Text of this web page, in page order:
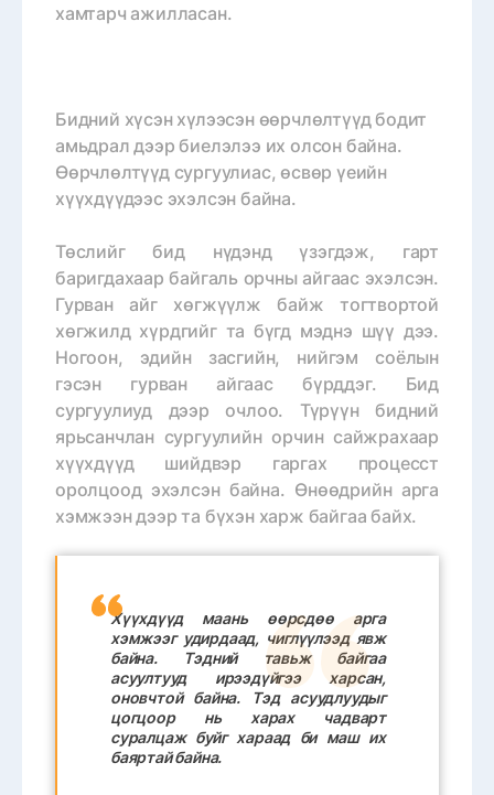
хамтарч ажилласан.
Бидний хүсэн хүлээсэн өөрчлөлтүүд бодит
амьдрал дээр биелэлээ их олсон байна.
Өөрчлөлтүүд сургуулиас, өсвөр үеийн
хүүхдүүдээс эхэлсэн байна.
Төслийг бид нүдэнд үзэгдэж, гарт
баригдахаар байгаль орчны айгаас эхэлсэн.
Гурван айг хөгжүүлж байж тогтвортой
хөгжилд хүрдгийг та бүгд мэднэ шүү дээ.
Ногоон, эдийн засгийн, нийгэм соёлын
гэсэн гурван айгаас бүрддэг. Бид
сургуулиуд дээр очлоо. Түрүүн бидний
ярьсанчлан сургуулийн орчин сайжрахаар
хүүхдүүд шийдвэр гаргах процесст
оролцоод эхэлсэн байна. Өнөөдрийн арга
хэмжээн дээр та бүхэн харж байгаа байх.
Хүүхдүүд маань өөрсдөө арга
хэмжээг удирдаад, чиглүүлээд явж
байна. Тэдний тавьж байгаа
асуултууд ирээдүйгээ харсан,
оновчтой байна. Тэд асуудлуудыг
цогцоор нь харах чадварт
суралцаж буйг хараад би маш их
баяртай байна.